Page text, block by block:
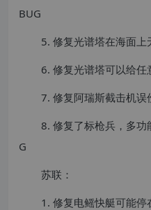
BUG
5. 修复光谱塔在海面上
6. 修复光谱塔可以给任
7. 修复阿瑞斯截击机误
8. 修复了标枪兵，多
G
苏联：
1. 修复电鳐快艇可能